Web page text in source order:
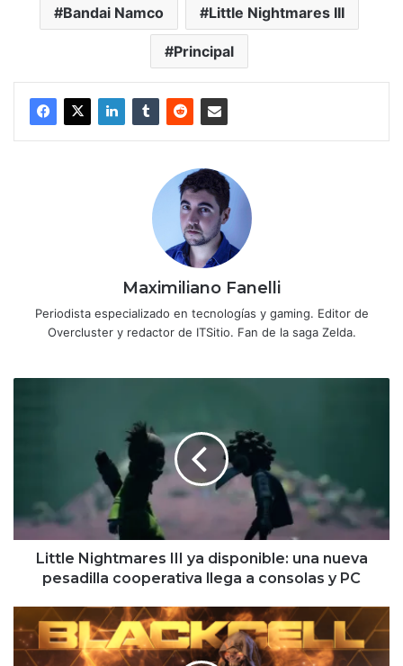
Bandai Namco Little Nightmares III
Principal
Maximiliano Fanelli
Periodista especializado en tecnologías y gaming. Editor de
Overcluster y redactor de ITSitio. Fan de la saga Zelda.
nueva
pesadilla
cooperativa
llega
PC
Little Nightmares III ya disponible: una nueva
pesadilla cooperativa llega a consolas y PC
Review
Call
of